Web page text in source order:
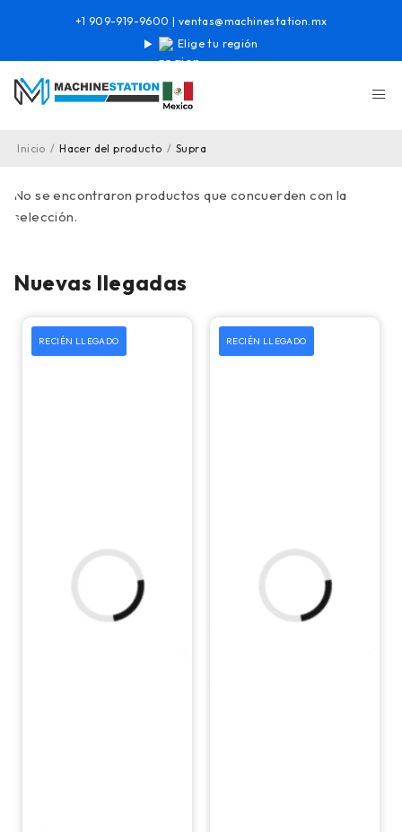
Elige tu región
+1 909-919-9600 | ventas@machinestation.mx
Inicio / Hacer del producto / Supra
No se encontraron productos que concuerden con la
selección.
Nuevas llegadas
RECIÉN LLEGADO RECIÉN LLEGADO